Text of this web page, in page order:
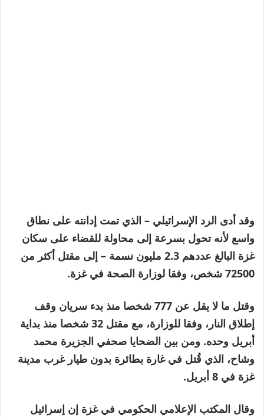
وقد أدى الرد الإسرائيلي – الذي تمت إدانته على نطاق
واسع لأنه تحول بسرعة إلى محاولة للقضاء على سكان
غزة البالغ عددهم 2.3 مليون نسمة – إلى مقتل أكثر من
72500 شخص، وفقا لوزارة الصحة في غزة.
وقتل ما لا يقل عن 777 شخصا منذ بدء سريان وقف
إطلاق النار، وفقا للوزارة، مع مقتل 32 شخصا منذ بداية
أبريل وحده. ومن بين الضحايا صحفي الجزيرة محمد
وشاح، الذي قُتل في غارة بطائرة بدون طيار غرب مدينة
غزة في 8 أبريل.
وقال المكتب الإعلامي الحكومي في غزة إن إسرائيل